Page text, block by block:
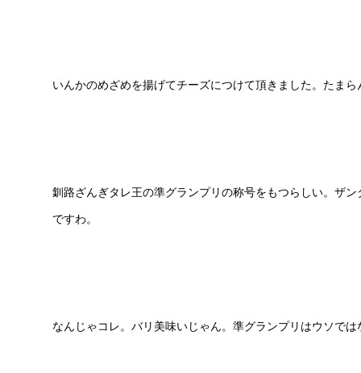
いんかのめざめを揚げてチーズにつけて頂きました。たまら
釧路ざんぎタレ王の準グランプリの称号をもつらしい。ザ
ですわ。
なんじゃコレ。バリ美味いじゃん。準グランプリはウソでは